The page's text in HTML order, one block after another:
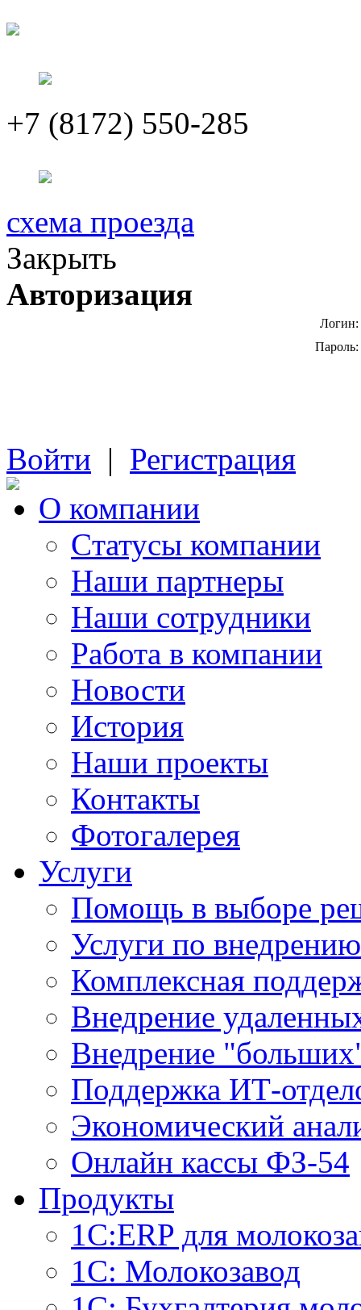
+7 (8172) 550-285
схема проезда
Закрыть
Авторизация
Логин:
Пароль:
Войти | Регистрация
О компании
Cтатусы компании
Наши партнеры
Наши сотрудники
Работа в компании
Новости
История
Наши проекты
Контакты
Фотогалерея
Услуги
Помощь в выборе
Услуги по внедрению
Комплексная
Внедрение
Внедрение
Поддержка ИТ-
Экономический
Онлайн кассы ФЗ-54
Продукты
1С:ERP для
1C: Молокозавод